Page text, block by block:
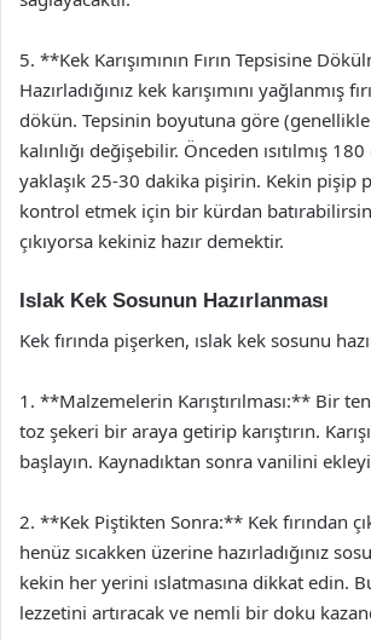
5. **Kek Karışımının Fırın Tepsisine
Hazırladığınız kek karışımını yağlanmış
dökün. Tepsinin boyutuna göre
kalınlığı değişebilir. Önceden ısıtılmış
yaklaşık 25-30 dakika pişirin. Kekin pişip
kontrol etmek için bir kürdan
çıkıyorsa kekiniz hazır demektir.
Islak Kek Sosunun Hazırlanması
Kek fırında pişerken, ıslak kek sosunu
1. **Malzemelerin Karıştırılması:** Bir
toz şekeri bir araya getirip karıştırın.
başlayın. Kaynadıktan sonra vanilini
2. **Kek Piştikten Sonra:** Kek fırından
henüz sıcakken üzerine hazırladığınız
kekin her yerini ıslatmasına dikkat edin.
lezzetini artıracak ve nemli bir doku